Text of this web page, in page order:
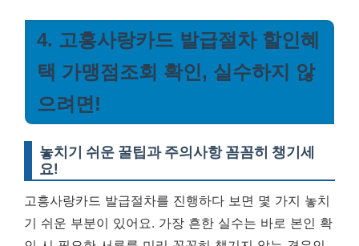
4. 고흥사랑카드 발급절차 할인혜
택 가맹점조회 확인, 실수하지 않
으려면!
놓치기 쉬운 꿀팁과 주의사항 꼼꼼히 챙기세
요!
고흥사랑카드 발급절차를 진행하다 보면 몇 가지 놓치
기 쉬운 부분이 있어요. 가장 흔한 실수는 바로 본인 확